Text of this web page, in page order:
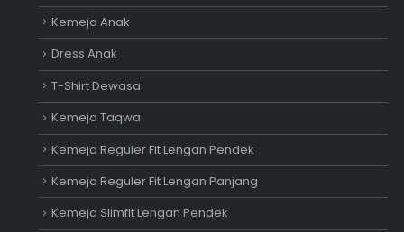
Kemeja Anak
Dress Anak
T-Shirt Dewasa
Kemeja Taqwa
Kemeja Reguler Fit Lengan Pendek
Kemeja Reguler Fit Lengan Panjang
Kemeja Slimfit Lengan Pendek